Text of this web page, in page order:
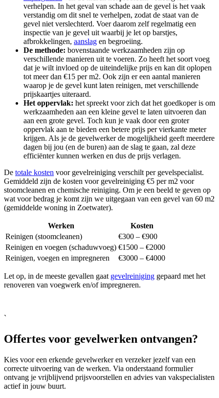
verhelpen. In het geval van schade aan de gevel is het vaak
verstandig om dit snel te verhelpen, zodat de staat van de
gevel niet verslechterd. Voer daarom zelf regelmatig een
inspectie van je gevel uit waarbij je let op barstjes,
afbrokkelingen, aanslag en begroeiing.
De methode: bovenstaande werkzaamheden zijn op
verschillende manieren uit te voeren. Zo heeft het soort voeg
dat je wilt invloed op de uiteindelijke prijs en kan dit oplopen
tot meer dan €15 per m2. Ook zijn er een aantal manieren
waarop je de gevel kunt laten reinigen, met verschillende
prijskaartjes uiteraard.
Het oppervlak: het spreekt voor zich dat het goedkoper is om
werkzaamheden aan een kleine gevel te laten uitvoeren dan
aan een grote gevel. Toch kun je vaak door een groter
oppervlak aan te bieden een betere prijs per vierkante meter
krijgen. Als je de gevelwerker de mogelijkheid geeft meerdere
dagen bij jou (en de buren) aan de slag te gaan, zal deze
efficiënter kunnen werken en dus de prijs verlagen.
De totale kosten voor gevelreiniging verschilt per gevelspecialist.
Gemiddeld zijn de kosten voor gevelreiniging €5 per m2 voor
stoomcleanen en chemische reiniging. Om je een beeld te geven op
wat voor bedrag je komt zijn we uitgegaan van een gevel van 60 m2
(gemiddelde woning in Zoetwater).
Werken
Kosten
Reinigen (stoomcleanen)
€300 – €900
Reinigen en voegen (schaduwvoeg) €1500 – €2000
Reinigen, voegen en impregneren
€3000 – €4000
Let op, in de meeste gevallen gaat gevelreiniging gepaard met het
renoveren van voegwerk en/of impregneren.
`
Offertes voor gevelwerken ontvangen?
Kies voor een erkende gevelwerker en verzeker jezelf van een
correcte uitvoering van de werken. Via onderstaand formulier
ontvang je vrijblijvend prijsvoorstellen en advies van vakspecialisten
actief in jouw buurt.